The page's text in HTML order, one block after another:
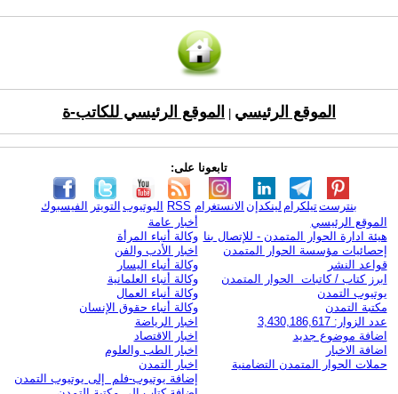
الموقع الرئيسي الموقع الرئيسي للكاتب-ة
تابعونا على:
الفيسبوك التويتر اليوتيوب RSS الانستغرام لينكدإن تيلكرامبنترست
الموقع الرئيسي
هيئة ادارة الحوار المتمدن - للإتصال بنا
إحصائيات مؤسسة الحوار المتمدن
قواعد النشر
ابرز كتاب / كاتبات الحوار المتمدن
يوتيوب التمدن
مكتبة التمدن
عدد الزوار: 3,430,186,617
اضافة موضوع جديد
اضافة الاخبار
حملات الحوار المتمدن التضامنية
أخبار عامة
وكالة أنباء المرأة
اخبار الأدب والفن
وكالة أنباء اليسار
وكالة أنباء العلمانية
وكالة أنباء العمال
وكالة أنباء حقوق الإنسان
اخبار الرياضة
اخبار الاقتصاد
اخبار الطب والعلوم
اخبار التمدن
إضافة يوتيوب-فلم إلى يوتيوب التمدن